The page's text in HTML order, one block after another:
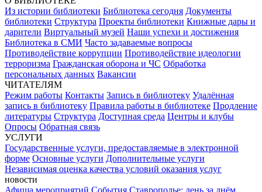
Из истории библиотеки Библиотека сегодня Документы
библиотеки Структура Проекты библиотеки Книжные дары и
дарители Виртуальный музей Наши успехи и достижения
Библиотека в СМИ Часто задаваемые вопросы
Противодействие коррупции Противодействие идеологии
терроризма Гражданская оборона и ЧС Обработка
персональных данных Вакансии
ЧИТАТЕЛЯМ
Режим работы Контакты Запись в библиотеку Удалённая
запись в библиотеку Правила работы в библиотеке Продление
литературы Структура Доступная среда Центры и клубы
Опросы Обратная связь
УСЛУГИ
Государственные услуги, предоставляемые в электронной
форме Основные услуги Дополнительные услуги
Независимая оценка качества условий оказания услуг
новости
Афиша мероприятий События Ставрополье: день за днём